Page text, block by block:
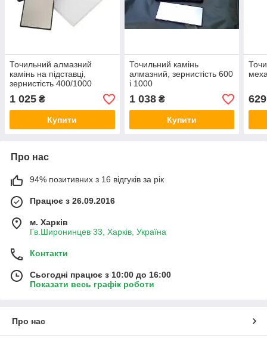
Точильний алмазний
камінь на підставці,
зернистість 400/1000
1 025 ₴
Купити
Точильний камінь
алмазний, зернистість 600
і 1000
1 038₴
Купити
629
Про нас
94% позитивних з 16 відгуків за рік
Працює з 26.09.2016
м. Харків
Гв.Широнинцев 33, Харків, Україна
Контакти
Сьогодні працює з 10:00 до 16:00
Показати весь графік роботи
Про нас